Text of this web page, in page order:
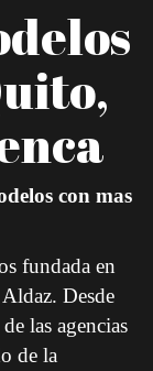
con mas
fundada en
Desde
las agencias
de la